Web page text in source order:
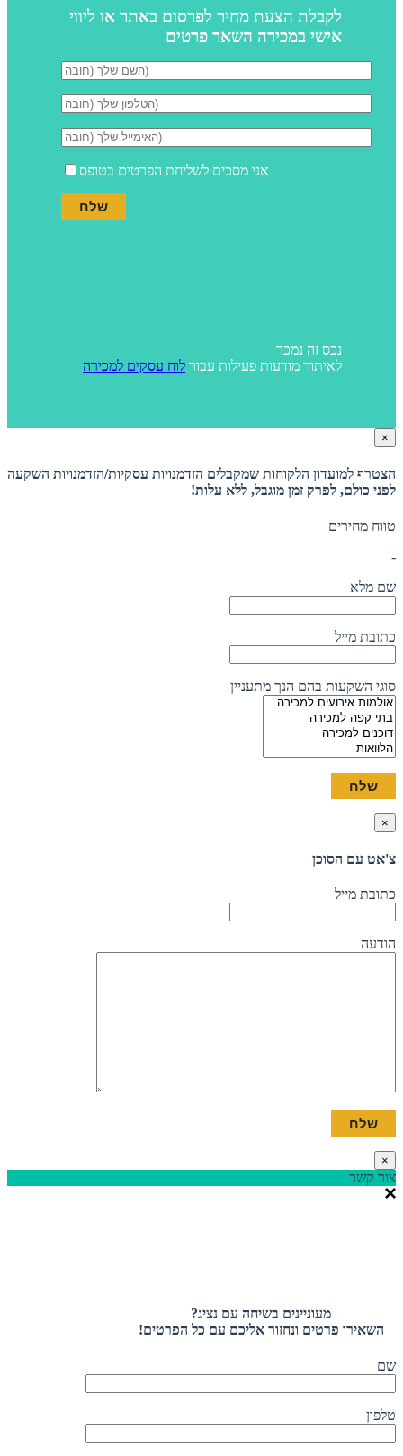
לקבלת הצעת מחיר לפרסום באתר או ליווי
אישי במכירה השאר פרטים
אני מסכים לשליחת הפרטים בטופס
נכס זה נמכר
לאיתור מודעות פעילות עבור לוח עסקים למכירה
×
הצטרף למועדון הלקוחות שמקבלים הזדמנויות עסקיות/הזדמנויות השקעה
לפני כולם, לפרק זמן מוגבל, ללא עלות!
טווח מחירים
-
שם מלא
כתובת מייל
סוגי השקעות בהם הנך מתעניין
×
צ'אט עם הסוכן
כתובת מייל
הודעה
×
צור קשר
מעוניינים בשיחה עם נציג?
השאירו פרטים ונחזור אליכם עם כל הפרטים!
שם
טלפון